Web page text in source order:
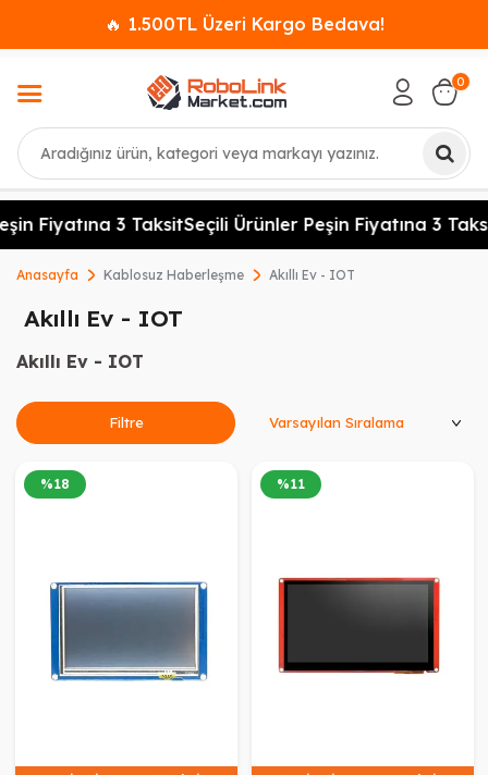
🔥 1.500TL Üzeri Kargo Bedava!
Ara
0
Fiyatına 3 TaksitSeçili Ürünler Peşin Fiyatına 3 Taksit
Anasayfa Kablosuz Haberleşme Akıllı Ev - IOT
Akıllı Ev - IOT
Akıllı Ev - IOT
Filtre
%18 %11